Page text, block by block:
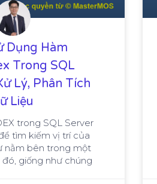
Dụng Hàm
Trong SQL
Lý, Phân Tích
Liệu
trong SQL Server
tìm kiếm vị trí của
nằm bên trong một
giống như chúng